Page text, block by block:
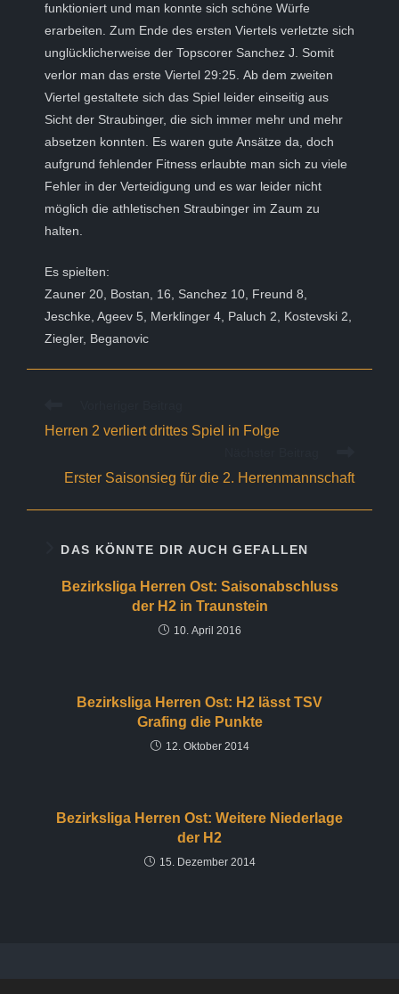
funktioniert und man konnte sich schöne Würfe
erarbeiten. Zum Ende des ersten Viertels verletzte sich
unglücklicherweise der Topscorer Sanchez J. Somit
verlor man das erste Viertel 29:25. Ab dem zweiten
Viertel gestaltete sich das Spiel leider einseitig aus
Sicht der Straubinger, die sich immer mehr und mehr
absetzen konnten. Es waren gute Ansätze da, doch
aufgrund fehlender Fitness erlaubte man sich zu viele
Fehler in der Verteidigung und es war leider nicht
möglich die athletischen Straubinger im Zaum zu
halten.
Es spielten:
Zauner 20, Bostan, 16, Sanchez 10, Freund 8,
Jeschke, Ageev 5, Merklinger 4, Paluch 2, Kostevski 2,
Ziegler, Beganovic
ansehen
Herren 2 verliert drittes Spiel in Folge
Erster Saisonsieg für die 2. Herrenmannschaft
DAS KÖNNTE DIR AUCH GEFALLEN
Bezirksliga Herren Ost: Saisonabschluss
der H2 in Traunstein
10. April 2016
Bezirksliga Herren Ost: H2 lässt TSV
Grafing die Punkte
12. Oktober 2014
Bezirksliga Herren Ost: Weitere Niederlage
der H2
15. Dezember 2014